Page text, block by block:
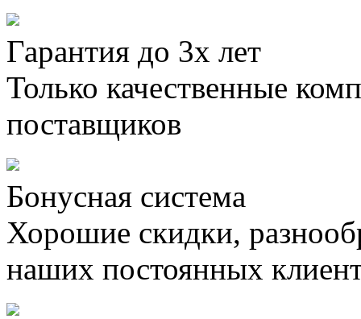
Гарантия до 3х лет
Только качественные
поставщиков
Бонусная система
Хорошие скидки,
наших постоянных